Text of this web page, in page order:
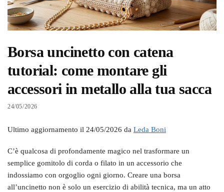
Borsa uncinetto con catena
tutorial: come montare gli
accessori in metallo alla tua sacca
24/05/2026
Ultimo aggiornamento il 24/05/2026 da Leda Boni
C’è qualcosa di profondamente magico nel trasformare un
semplice gomitolo di corda o filato in un accessorio che
indossiamo con orgoglio ogni giorno. Creare una borsa
all’uncinetto non è solo un esercizio di abilità tecnica, ma un atto